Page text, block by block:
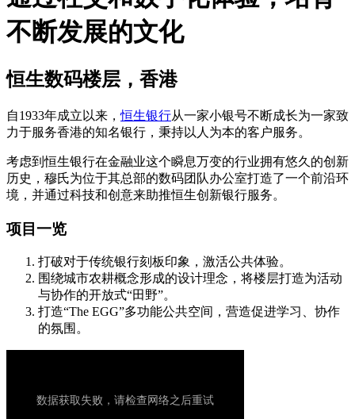
不断发展的文化
恒生数码楼层，香港
自1933年成立以来，恒生银行从一家小银号不断成长为一家致
力于服务香港的知名银行，秉持以人为本的客户服务。
考虑到恒生银行在金融业这个瞬息万变的行业拥有悠久的创新
历史，穆氏为位于其总部的数码团队办公室打造了一个前沿环
境，并通过科技和创意来助推恒生创新银行服务。
项目一览
打破对于传统银行刻板印象，激活公共体验。
围绕城市农耕概念形成的设计理念，将楼层打造为活动
与协作的开放式“田野”。
打造“The EGG”多功能公共空间，营造促进学习、协作
的氛围。